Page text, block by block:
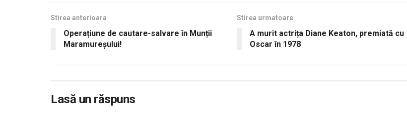
Stirea anterioara
Operațiune de cautare-salvare în Munții
Maramureșului!
Stirea urmatoare
A murit actrița Diane Keaton, premiată cu
Oscar în 1978
Lasă un răspuns